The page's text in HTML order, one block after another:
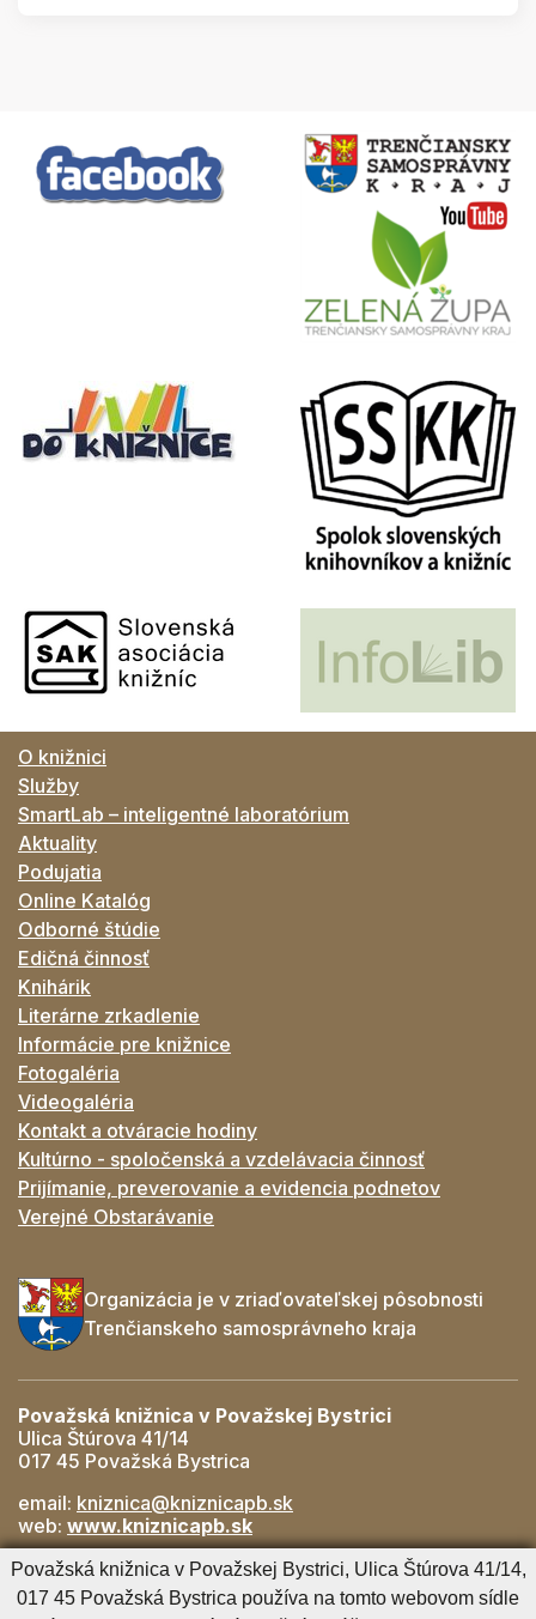
O knižnici
Služby
SmartLab – inteligentné laboratórium
Aktuality
Podujatia
Online Katalóg
Odborné štúdie
Edičná činnosť
Knihárik
Literárne zrkadlenie
Informácie pre knižnice
Fotogaléria
Videogaléria
Kontakt a otváracie hodiny
Kultúrno - spoločenská a vzdelávacia činnosť
Prijímanie, preverovanie a evidencia podnetov
Verejné Obstarávanie
Organizácia je v zriaďovateľskej pôsobnosti
Trenčianskeho samosprávneho kraja
Považská knižnica v Považskej Bystrici
Ulica Štúrova 41/14
017 45 Považská Bystrica
email: kniznica@kniznicapb.sk
web: www.kniznicapb.sk
Pobočky
Rozkvet- 042/432 56 59, rozkvet@kniznicapb.sk
SNP - 0901 918 843, snp@kniznicapb.sk
Považská knižnica v Považskej Bystrici, Ulica Štúrova 41/14,
017 45 Považská Bystrica používa na tomto webovom sídle